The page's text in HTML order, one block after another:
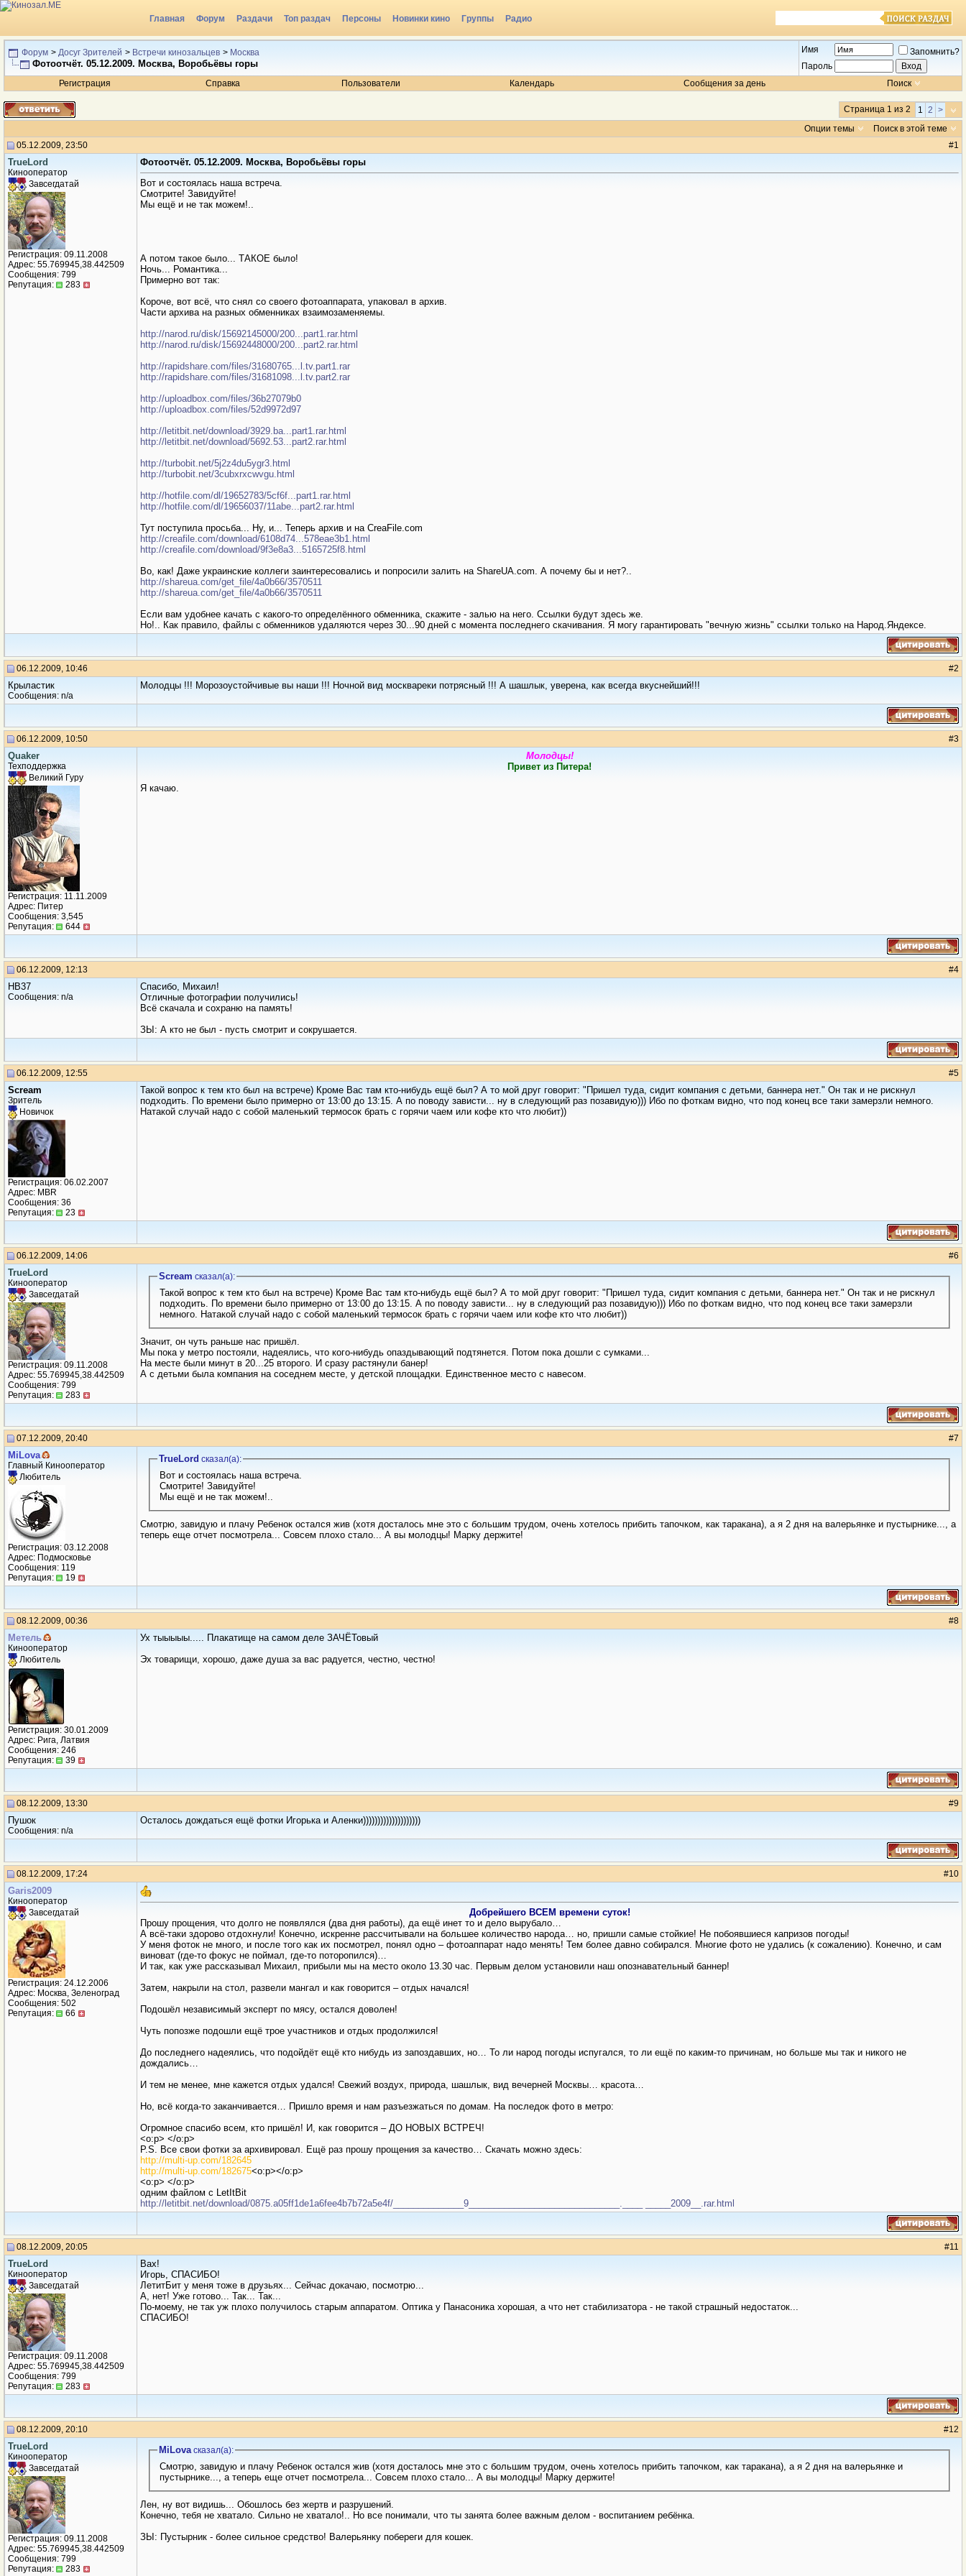
Главная Форум Раздачи Топ раздач Персоны Новинки кино Группы Радио
Форум > Досуг Зрителей > Встречи кинозальцев > Москва
Фотоотчёт. 05.12.2009. Москва, Воробьёвы горы
Имя
Запомнить?
Пароль
Регистрация
Справка Пользователи Календарь Сообщения за день Поиск
Страница 1 из 2 1 2 >
Опции темы
Поиск в этой теме
05.12.2009, 23:50
#1
TrueLord
Кинооператор
Завсегдатай
Регистрация: 09.11.2008
Адрес: 55.769945,38.442509
Сообщения: 799
Репутация:
283
Фотоотчёт. 05.12.2009. Москва, Воробьёвы горы
Вот и состоялась наша встреча.
Смотрите! Завидуйте!
Мы ещё и не так можем!..
А потом такое было... ТАКОЕ было!
Ночь... Романтика...
Примерно вот так:
Короче, вот всё, что снял со своего фотоаппарата, упаковал в архив.
Части архива на разных обменниках взаимозаменяемы.
http://narod.ru/disk/15692145000/200...part1.rar.html
http://narod.ru/disk/15692448000/200...part2.rar.html
http://rapidshare.com/files/31680765...l.tv.part1.rar
http://rapidshare.com/files/31681098...l.tv.part2.rar
http://uploadbox.com/files/36b27079b0
http://uploadbox.com/files/52d9972d97
http://letitbit.net/download/3929.ba...part1.rar.html
http://letitbit.net/download/5692.53...part2.rar.html
http://turbobit.net/5j2z4du5ygr3.html
http://turbobit.net/3cubxrxcwvgu.html
http://hotfile.com/dl/19652783/5cf6f...part1.rar.html
http://hotfile.com/dl/19656037/11abe...part2.rar.html
Тут поступила просьба... Ну, и... Теперь архив и на CreaFile.com
http://creafile.com/download/6108d74...578eae3b1.html
http://creafile.com/download/9f3e8a3...5165725f8.html
Во, как! Даже украинские коллеги заинтересовались и попросили залить на ShareUA.com. А почему бы и нет?..
http://shareua.com/get_file/4a0b66/3570511
http://shareua.com/get_file/4a0b66/3570511
Если вам удобнее качать с какого-то определённого обменника, скажите - залью на него. Ссылки будут здесь же.
Но!.. Как правило, файлы с обменников удаляются через 30...90 дней с момента последнего скачивания. Я могу гарантировать "вечную жизнь" ссылки только на Народ.Яндексе.
06.12.2009, 10:46 #2
Крыластик
Сообщения: n/a
Молодцы !!! Морозоустойчивые вы наши !!! Ночной вид москвареки потрясный !!! А шашлык, уверена, как всегда вкуснейший!!!
06.12.2009, 10:50 #3
Quaker
Техподдержка
Великий Гуру
Регистрация: 11.11.2009
Адрес: Питер
Сообщения: 3,545
Репутация:
644
Молодцы!
Привет из Питера!
Я качаю.
06.12.2009, 12:13 #4
HB37
Сообщения: n/a
Спасибо, Михаил!
Отличные фотографии получились!
Всё скачала и сохраню на память!
ЗЫ: А кто не был - пусть смотрит и сокрушается.
06.12.2009, 12:55 #5
Scream
Зритель
Новичок
Регистрация: 06.02.2007
Адрес: MBR
Сообщения: 36
Репутация:
23
Такой вопрос к тем кто был на встрече) Кроме Вас там кто-нибудь ещё был? А то мой друг говорит: "Пришел туда, сидит компания с детьми, баннера нет." Он так и не рискнул
подходить. По времени было примерно от 13:00 до 13:15. А по поводу зависти... ну в следующий раз позавидую))) Ибо по фоткам видно, что под конец все таки замерзли немного.
Натакой случай надо с собой маленький термосок брать с горячи чаем или кофе кто что любит))
06.12.2009, 14:06 #6
TrueLord
Кинооператор
Завсегдатай
Регистрация: 09.11.2008
Адрес: 55.769945,38.442509
Сообщения: 799
Репутация:
283
Scream сказал(a):
Такой вопрос к тем кто был на встрече) Кроме Вас там кто-нибудь ещё был? А то мой друг говорит: "Пришел туда, сидит компания с детьми, баннера нет." Он так и не рискнул
подходить. По времени было примерно от 13:00 до 13:15. А по поводу зависти... ну в следующий раз позавидую))) Ибо по фоткам видно, что под конец все таки замерзли
немного. Натакой случай надо с собой маленький термосок брать с горячи чаем или кофе кто что любит))
Значит, он чуть раньше нас пришёл.
Мы пока у метро постояли, надеялись, что кого-нибудь опаздывающий подтянется. Потом пока дошли с сумками...
На месте были минут в 20...25 второго. И сразу растянули банер!
А с детьми была компания на соседнем месте, у детской площадки. Единственное место с навесом.
07.12.2009, 20:40 #7
MiLova
Главный Кинооператор
Любитель
Регистрация: 03.12.2008
Адрес: Подмосковье
Сообщения: 119
Репутация:
19
TrueLord сказал(a):
Вот и состоялась наша встреча.
Смотрите! Завидуйте!
Мы ещё и не так можем!..
Смотрю, завидую и плачу Ребенок остался жив (хотя досталось мне это с большим трудом, очень хотелось прибить тапочком, как таракана), а я 2 дня на валерьянке и пустырнике..., а
теперь еще отчет посмотрела... Совсем плохо стало... А вы молодцы! Марку держите!
08.12.2009, 00:36 #8
Метель
Кинооператор
Любитель
Регистрация: 30.01.2009
Адрес: Рига, Латвия
Сообщения: 246
Репутация:
39
Ух тыыыыы..... Плакатище на самом деле ЗАЧЁТовый
Эх товарищи, хорошо, даже душа за вас радуется, честно, честно!
08.12.2009, 13:30 #9
Пушок
Сообщения: n/a
Осталось дождаться ещё фотки Игорька и Аленки))))))))))))))))))))
08.12.2009, 17:24 #10
Garis2009
Кинооператор
Завсегдатай
Регистрация: 24.12.2006
Адрес: Москва, Зеленоград
Сообщения: 502
Репутация:
66
Добрейшего ВСЕМ времени суток!
Прошу прощения, что долго не появлялся (два дня работы), да ещё инет то и дело вырубало…
А всё-таки здорово отдохнули! Конечно, искренне рассчитывали на большее количество народа… но, пришли самые стойкие! Не побоявшиеся капризов погоды!
У меня фоток не много, и после того как их посмотрел, понял одно – фотоаппарат надо менять! Тем более давно собирался. Многие фото не удались (к сожалению). Конечно, и сам
виноват (где-то фокус не поймал, где-то поторопился)…
И так, как уже рассказывал Михаил, прибыли мы на место около 13.30 час. Первым делом установили наш опознавательный баннер!
Затем, накрыли на стол, развели мангал и как говорится – отдых начался!
Подошёл независимый эксперт по мясу, остался доволен!
Чуть попозже подошли ещё трое участников и отдых продолжился!
До последнего надеялись, что подойдёт ещё кто нибудь из запоздавших, но… То ли народ погоды испугался, то ли ещё по каким-то причинам, но больше мы так и никого не
дождались…
И тем не менее, мне кажется отдых удался! Свежий воздух, природа, шашлык, вид вечерней Москвы… красота…
Но, всё когда-то заканчивается… Пришло время и нам разъезжаться по домам. На последок фото в метро:
Огромное спасибо всем, кто пришёл! И, как говорится – ДО НОВЫХ ВСТРЕЧ!
<o:p> </o:p>
P.S. Все свои фотки за архивировал. Ещё раз прошу прощения за качество… Скачать можно здесь:
http://multi-up.com/182645
http://multi-up.com/182675<o:p></o:p>
<o:p> </o:p>
одним файлом с LetItBit
http://letitbit.net/download/0875.a05ff1de1a6fee4b7b72a5e4f/______________9______________________________.____ _____2009__.rar.html
08.12.2009, 20:05 #11
TrueLord
Кинооператор
Завсегдатай
Регистрация: 09.11.2008
Адрес: 55.769945,38.442509
Сообщения: 799
Репутация:
283
Вах!
Игорь, СПАСИБО!
ЛетитБит у меня тоже в друзьях... Сейчас докачаю, посмотрю...
А, нет! Уже готово... Так... Так...
По-моему, не так уж плохо получилось старым аппаратом. Оптика у Панасоника хорошая, а что нет стабилизатора - не такой страшный недостаток...
СПАСИБО!
08.12.2009, 20:10 #12
TrueLord
Кинооператор
Завсегдатай
Регистрация: 09.11.2008
Адрес: 55.769945,38.442509
Сообщения: 799
Репутация:
283
MiLovaсказал(a):
Смотрю, завидую и плачу Ребенок остался жив (хотя досталось мне это с большим трудом, очень хотелось прибить тапочком, как таракана), а я 2 дня на валерьянке и
пустырнике..., а теперь еще отчет посмотрела... Совсем плохо стало... А вы молодцы! Марку держите!
Лен, ну вот видишь... Обошлось без жертв и разрушений.
Конечно, тебя не хватало. Сильно не хватало!.. Но все понимали, что ты занята более важным делом - воспитанием ребёнка.
ЗЫ: Пустырник - более сильное средство! Валерьянку побереги для кошек.